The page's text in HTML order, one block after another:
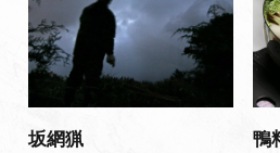
坂網猟 鴨